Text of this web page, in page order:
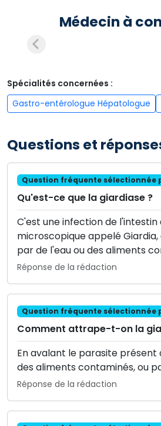
Médecin à
Spécialités concernées :
Gastro-entérologue Hépatologue
Questions et
Question fréquente sélectionnée
Qu'est-ce que la giardiase ?
C'est une infection de l'intestin
microscopique appelé
par de l'eau ou des aliments
Réponse de la rédaction
Question fréquente sélectionnée
Comment attrape-t-on la
En avalant le parasite présent
des aliments contaminés, ou
Réponse de la rédaction